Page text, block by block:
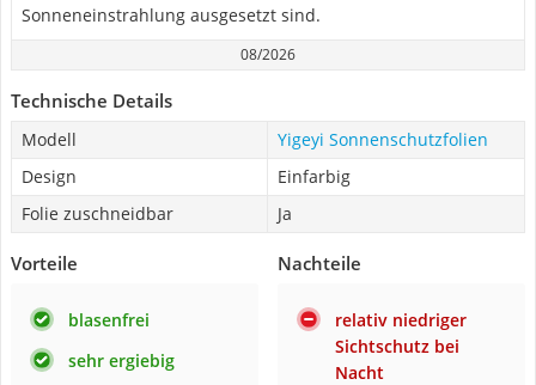
Sonneneinstrahlung ausgesetzt sind.
08/2026
Technische Details
Modell
Yigeyi Sonnenschutzfolien
Design
Einfarbig
Folie zuschneidbar
Ja
Vorteile
blasenfrei
sehr ergiebig
Nachteile
relativ niedriger
Sichtschutz bei
Nacht